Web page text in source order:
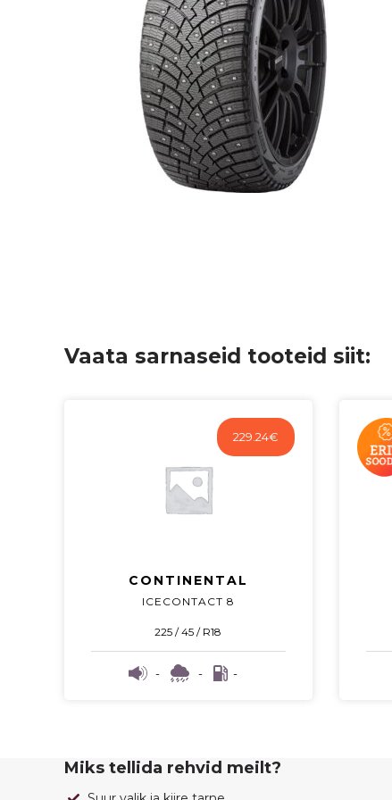
Vaata sarnaseid tooteid siit:
229.24€
CONTINENTAL
ICECONTACT 8
225 / 45 / R18
- - -
Miks tellida rehvid meilt?